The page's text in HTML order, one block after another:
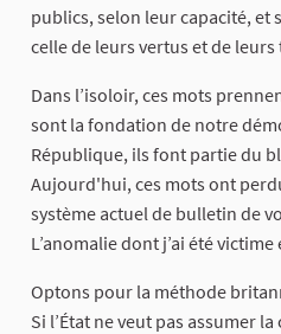
publics, selon leur capacité, et
celle de leurs vertus et de leurs
Dans l’isoloir, ces mots
sont la fondation de notre
République, ils font partie du
Aujourd'hui, ces mots ont
système actuel de bulletin de
L’anomalie dont j’ai été victime
Optons pour la méthode
Si l’État ne veut pas assumer